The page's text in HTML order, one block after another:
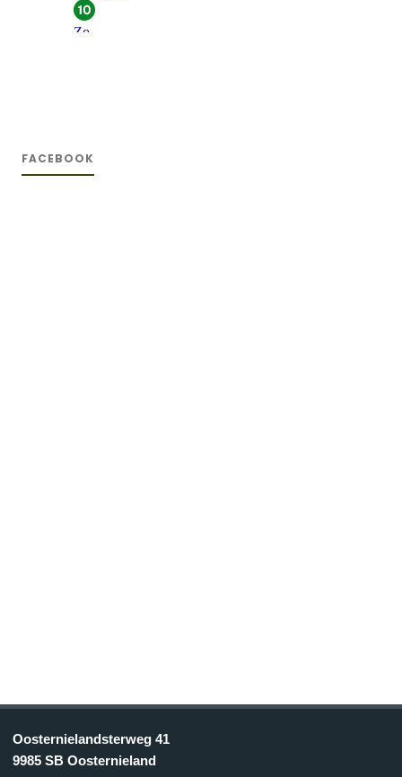
FACEBOOK
Oosternielandsterweg 41
9985 SB Oosternieland